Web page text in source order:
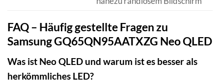
FAQ – Häufig gestellte Fragen zu
Samsung GQ65QN95AATXZG Neo QLED
Was ist Neo QLED und warum ist es besser als
herkömmliches LED?